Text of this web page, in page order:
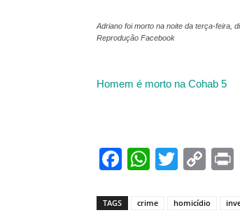
Adriano foi morto na noite da terça-feira,
Reprodução Facebook
Homem é morto na Cohab 5
Facebook
WhatsApp
Twitter
TAGS crime homicídio